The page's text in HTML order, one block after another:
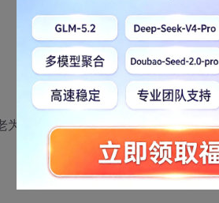
为false，求解